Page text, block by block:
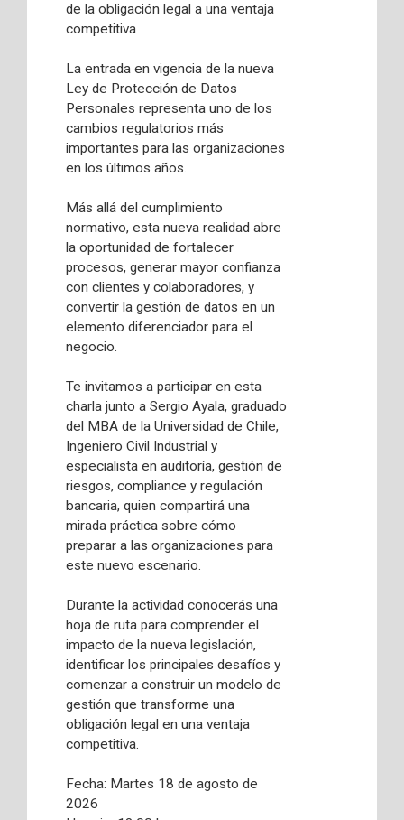
de la obligación legal a una ventaja
competitiva
La entrada en vigencia de la nueva
Ley de Protección de Datos
Personales representa uno de los
cambios regulatorios más
importantes para las organizaciones
en los últimos años.
Más allá del cumplimiento
normativo, esta nueva realidad abre
la oportunidad de fortalecer
procesos, generar mayor confianza
con clientes y colaboradores, y
convertir la gestión de datos en un
elemento diferenciador para el
negocio.
Te invitamos a participar en esta
charla junto a Sergio Ayala, graduado
del MBA de la Universidad de Chile,
Ingeniero Civil Industrial y
especialista en auditoría, gestión de
riesgos, compliance y regulación
bancaria, quien compartirá una
mirada práctica sobre cómo
preparar a las organizaciones para
este nuevo escenario.
Durante la actividad conocerás una
hoja de ruta para comprender el
impacto de la nueva legislación,
identificar los principales desafíos y
comenzar a construir un modelo de
gestión que transforme una
obligación legal en una ventaja
competitiva.
Fecha: Martes 18 de agosto de
2026